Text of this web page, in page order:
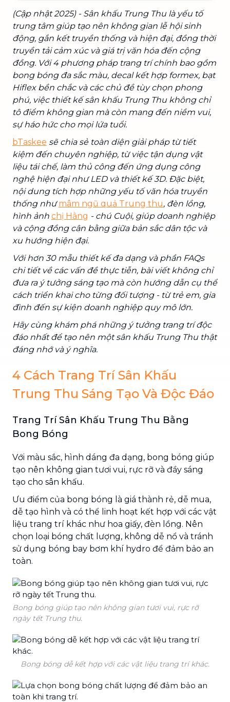
(Cập nhật 2025) - Sân khấu Trung Thu là yếu tố
trung tâm giúp tạo nên không gian lễ hội sinh
động, gắn kết truyền thống và hiện đại, đồng thời
truyền tải cảm xúc và giá trị văn hóa đến cộng
đồng. Với 4 phương pháp trang trí chính bao gồm
bong bóng đa sắc màu, decal kết hợp formex, bạt
Hiflex bền chắc và các chủ đề tùy chọn phong
phú, việc thiết kế sân khấu Trung Thu không chỉ
tô điểm không gian mà còn mang đến niềm vui,
sự háo hức cho mọi lứa tuổi.
bTaskee sẽ chia sẻ toàn diện giải pháp từ tiết
kiệm đến chuyên nghiệp, từ việc tận dụng vật
liệu tái chế, làm thủ công đến ứng dụng công
nghệ hiện đại như LED và thiết kế 3D. Đặc biệt,
nội dung tích hợp những yếu tố văn hóa truyền
thống nhưmâm ngũ quả Trung thu, đèn lồng,
hình ảnh chị Hằng - chú Cuội, giúp doanh nghiệp
và cộng đồng cân bằng giữa bản sắc dân tộc và
xu hướng hiện đại.
Với hơn 30 mẫu thiết kế đa dạng và phần FAQs
chi tiết về các vấn đề thực tiễn, bài viết không chỉ
đưa ra ý tưởng sáng tạo mà còn hướng dẫn cụ thể
cách triển khai cho từng đối tượng - từ trẻ em, gia
đình đến sự kiện doanh nghiệp quy mô lớn.
Hãy cùng khám phá những ý tưởng trang trí độc
đáo nhất để tạo nên một sân khấu Trung Thu thật
đáng nhớ và ý nghĩa.
4 Cách Trang Trí Sân Khấu
Trung Thu Sáng Tạo Và Độc Đáo
Trang Trí Sân Khấu Trung Thu Bằng
Bong Bóng
Với màu sắc, hình dáng đa dạng, bong bóng giúp
tạo nên không gian tươi vui, rực rỡ và đầy sáng
tạo cho sân khấu.
Ưu điểm của bong bóng là giá thành rẻ, dễ mua,
dễ tạo hình và có thể linh hoạt kết hợp với các vật
liệu trang trí khác như hoa giấy, đèn lồng. Nên
chọn loại bóng chất lượng, không dễ nổ và tránh
sử dụng bóng bay bơm khí hydro để đảm bảo an
toàn.
Bong bóng giúp tạo nên không gian tươi vui, rực rỡ
ngày tết Trung thu.
Bong bóng dễ kết hợp với các vật liệu trang trí khác.